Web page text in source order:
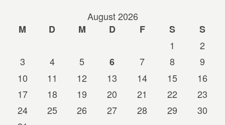
August 2026
M
D M D F S
S
1
2
3
4 5 6 7 8
9
10
11 12 13 14 15
16
17
18 19 20 21 22
23
24
25 26 27 28 29
30